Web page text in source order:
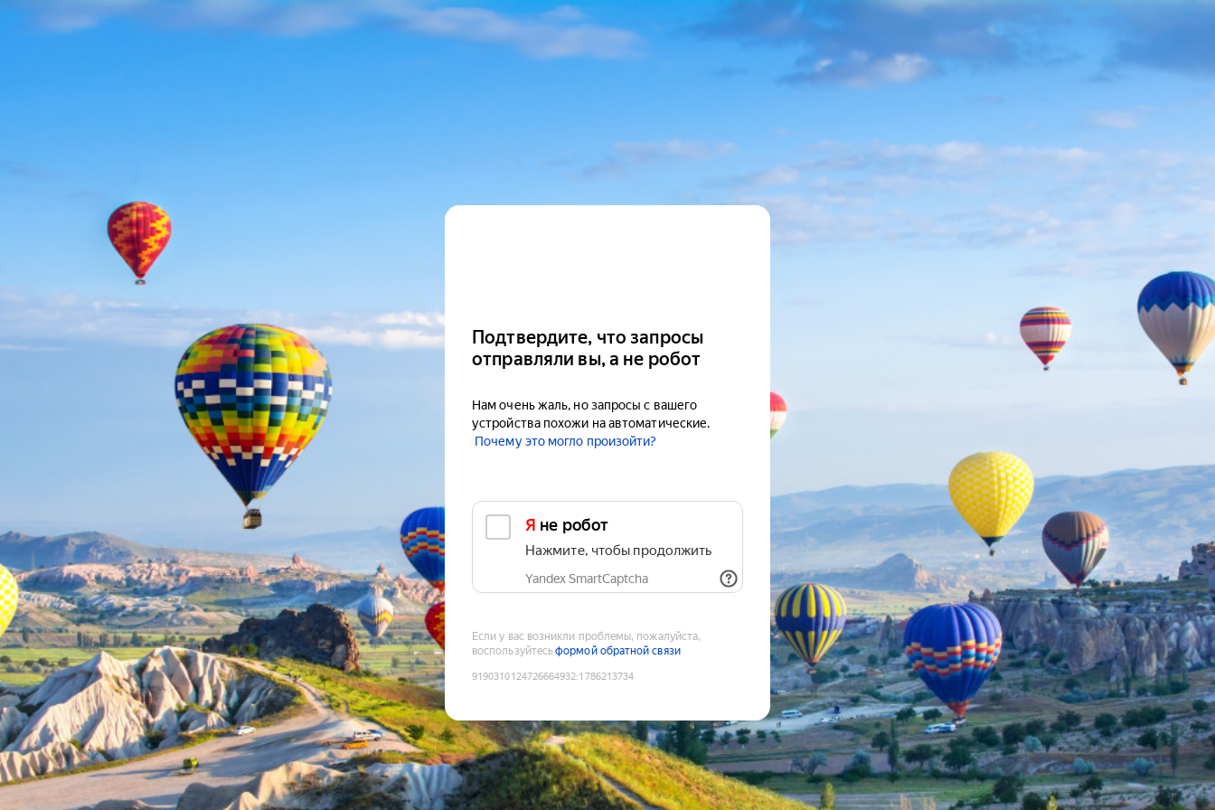
Подтвердите, что запросы
отправляли вы, а не робот
Нам очень жаль, но запросы с вашего
устройства похожи на автоматические.
Почему это могло произойти?
Я не робот
Нажмите, чтобы продолжить
Yandex SmartCaptcha
Если у вас возникли проблемы, пожалуйста,
воспользуйтесьформой обратной связи
9190310124726664932:1786213734